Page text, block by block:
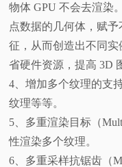
物体 GPU 不会去渲染
点数据的几何体，赋
征，从而创造出不同
省硬件资源，提高 3D
4、增加多个纹理的支
纹理等等。
5、多重渲染目标（
性渲染多个纹理。
6、多重采样抗锯齿（